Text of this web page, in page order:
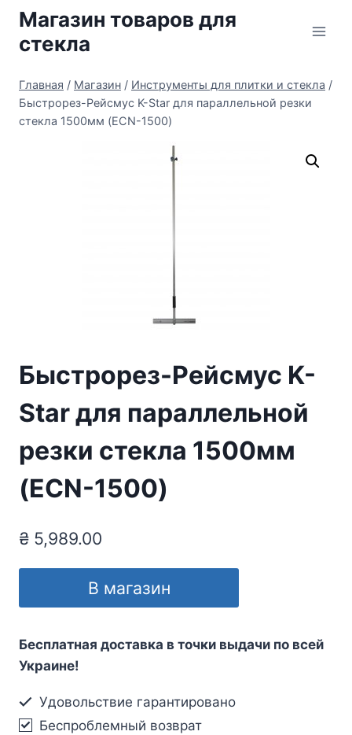
Перейти
содержимому
Магазин товаров для
стекла
Главная / Магазин / Инструменты для плитки и стекла /
Быстрорез-Рейсмус K-Star для параллельной резки
стекла 1500мм (ECN-1500)
Быстрорез-Рейсмус K-
Star для параллельной
резки стекла 1500мм
(ECN-1500)
₴ 5,989.00
В магазин
Бесплатная доставка в точки выдачи по всей
Украине!
Удовольствие гарантировано
Беспроблемный возврат